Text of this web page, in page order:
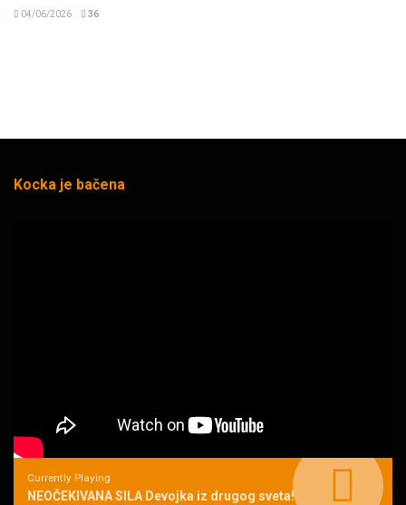
04/06/2026 36
Kocka je bačena
Currently Playing
NEOČEKIVANA SILA Devojka iz drugog sveta!